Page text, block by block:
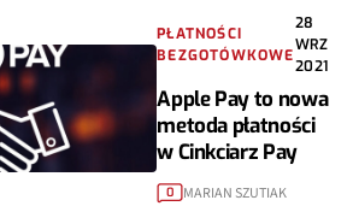
PŁATNOŚCI
BEZGOTÓWKOWE
28
WRZ
2021
Apple Pay to nowa
metoda płatności
w Cinkciarz Pay
0 MARIAN SZUTIAK